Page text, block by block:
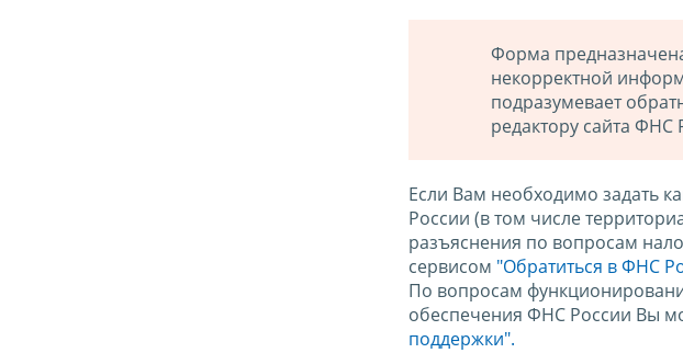
Форма
некорректной
подразумевает
редактору сайта ФНС
Если Вам необходимо задать
России (в том числе
разъяснения по вопросам
сервисом "Обратиться в ФНС
По вопросам
обеспечения ФНС России Вы
поддержки".